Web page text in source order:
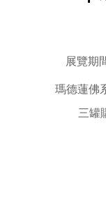
展覽期
瑪德蓮佛
三罐